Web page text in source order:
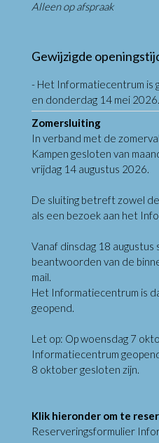
Alleen op afspraak
Gewijzigde
- Het Informatiecentrum is
en donderdag 14 mei 2026.
Zomersluiting
In verband met de
Kampen gesloten van
vrijdag 14 augustus 2026.
De sluiting betreft zowel
als een bezoek aan het
Vanaf dinsdag 18
beantwoorden van de
mail.
Het Informatiecentrum is
geopend.
Let op: Op woensdag 7
Informatiecentrum
8 oktober gesloten zijn.
Klik hieronder om te
Reserveringsformulier